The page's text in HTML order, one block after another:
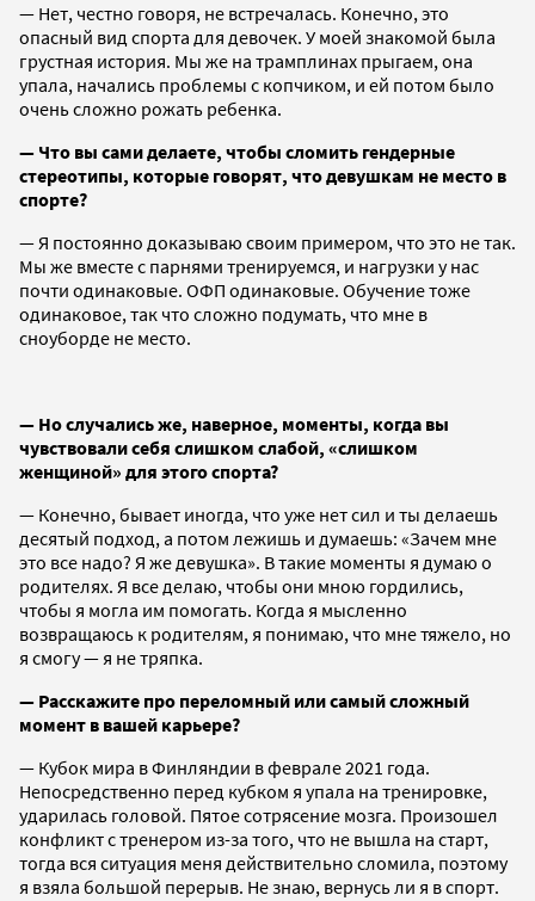
— Нет, честно говоря, не встречалась. Конечно, это
опасный вид спорта для девочек. У моей знакомой была
грустная история. Мы же на трамплинах прыгаем, она
упала, начались проблемы с копчиком, и ей потом было
очень сложно рожать ребенка.
— Что вы сами делаете, чтобы сломить гендерные
стереотипы, которые говорят, что девушкам не место в
спорте?
— Я постоянно доказываю своим примером, что это не так.
Мы же вместе с парнями тренируемся, и нагрузки у нас
почти одинаковые. ОФП одинаковые. Обучение тоже
одинаковое, так что сложно подумать, что мне в
сноуборде не место.
— Но случались же, наверное, моменты, когда вы
чувствовали себя слишком слабой, «слишком
женщиной» для этого спорта?
— Конечно, бывает иногда, что уже нет сил и ты делаешь
десятый подход, а потом лежишь и думаешь: «Зачем мне
это все надо? Я же девушка». В такие моменты я думаю о
родителях. Я все делаю, чтобы они мною гордились,
чтобы я могла им помогать. Когда я мысленно
возвращаюсь к родителям, я понимаю, что мне тяжело, но
я смогу — я не тряпка.
— Расскажите про переломный или самый сложный
момент в вашей карьере?
— Кубок мира в Финляндии в феврале 2021 года.
Непосредственно перед кубком я упала на тренировке,
ударилась головой. Пятое сотрясение мозга. Произошел
конфликт с тренером из-за того, что не вышла на старт,
тогда вся ситуация меня действительно сломила, поэтому
я взяла большой перерыв. Не знаю, вернусь ли я в спорт.